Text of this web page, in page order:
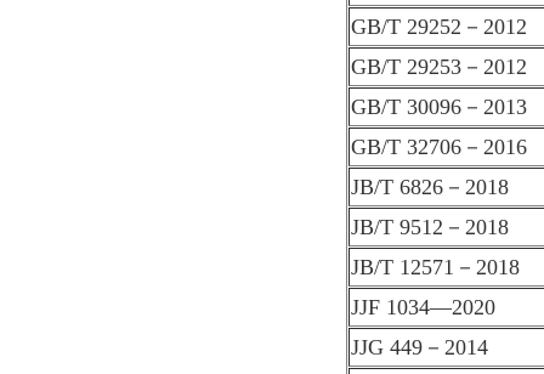
GB/T 29252－2012
GB/T 29253－2012
GB/T 30096－2013
GB/T 32706－2016
JB/T 6826－2018
JB/T 9512－2018
JB/T 12571－2018
JJF 1034—2020
JJG 449－2014